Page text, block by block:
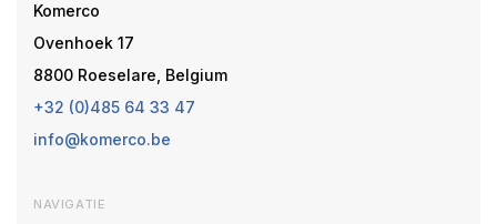
Komerco
Ovenhoek 17
8800 Roeselare, Belgium
+32 (0)485 64 33 47
info@komerco.be
NAVIGATIE